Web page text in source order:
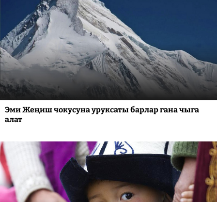
Эми Жеңиш чокусуна уруксаты барлар гана чыга
алат